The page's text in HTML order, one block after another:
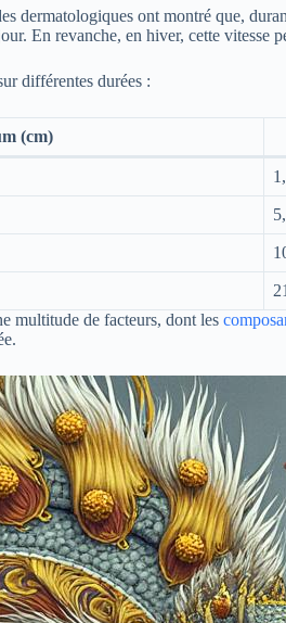
dermatologiques ont montré que,
En revanche, en hiver, cette vitesse
différentes durées :
(cm)
multitude de facteurs, dont les